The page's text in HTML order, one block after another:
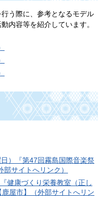
う際に、参考となるモデル
内容等を紹介しています。
）『第47回霧島国際音楽祭
サイトへリンク）
健康づくり栄養教室（正し
屋市】（外部サイトへリン